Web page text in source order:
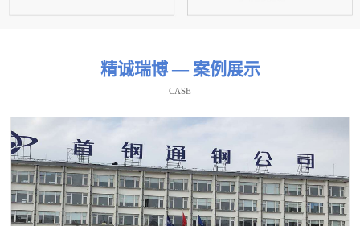
精诚瑞博 — 案例展示
CASE